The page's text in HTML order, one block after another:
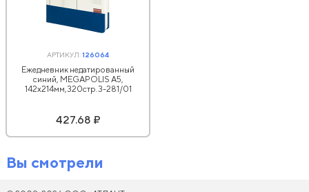
АРТИКУЛ:126064
Ежедневник недатированный
синий, MEGAPOLIS А5,
142х214мм,320стр.3-281/01
427.68 ₽
Вы смотрели